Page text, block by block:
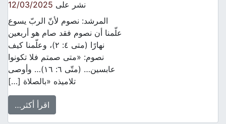
نشر على12/03/2025
المرشد: نصوم لأنّ الربّ يسوع
علّمنا أن نصوم فقد صام هو أربعين
نهارًا (متى ٤: ٢)، وعلّمنا كيف
نصوم: «متى صمتم فلا تكونوا
عابسين… (متّى ٦: ١٦)… وأوصى
تلاميذه «بالصلاة […]
اقرأ أكثر…